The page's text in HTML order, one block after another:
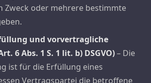
Zweck oder mehrere bestimmte
und vorvertragliche
6 Abs. 1 S. 1 lit. b) DSGVO)– Die
ist für die Erfüllung eines
Vertragspartei die betroffene